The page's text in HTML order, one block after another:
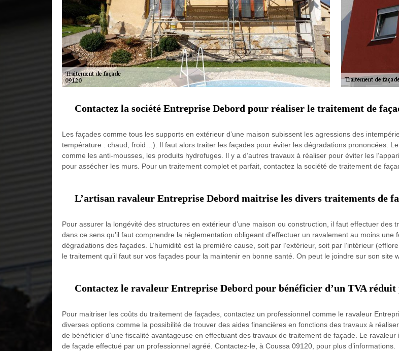
Contactez la société Entreprise Debord pour réaliser le traitement de
Les façades comme tous les supports en extérieur d’une maison subissent les agressions des
température : chaud, froid…). Il faut alors traiter les façades pour éviter les dégradations prononcées.
comme les anti-mousses, les produits hydrofuges. Il y a d’autres travaux à réaliser pour éviter les
pour assécher les murs. Pour un traitement complet et parfait, contactez la société de traitement de
L’artisan ravaleur Entreprise Debord maitrise les divers traitements de
Pour assurer la longévité des structures en extérieur d’une maison ou construction, il faut effectuer des
dans ce sens qu’il faut comprendre la réglementation obligeant d’effectuer un ravalement au moins
dégradations des façades. L’humidité est la première cause, soit par l’extérieur, soit par l’intérieur
le traitement qu’il faut sur vos façades pour la maintenir en bonne santé. On peut le joindre sur son site
Contactez le ravaleur Entreprise Debord pour bénéficier d’un TVA
Pour maitriser les coûts du traitement de façades, contactez un professionnel comme le ravaleur
diverses options comme la possibilité de trouver des aides financières en fonctions des travaux à
de bénéficier d’une fiscalité avantageuse en effectuant des travaux de traitement de façade. Le
de façade effectué par un professionnel agréé. Contactez-le, à Coussa 09120, pour plus d’informations.